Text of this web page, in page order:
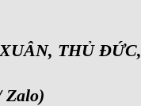
THỦ
Zalo)